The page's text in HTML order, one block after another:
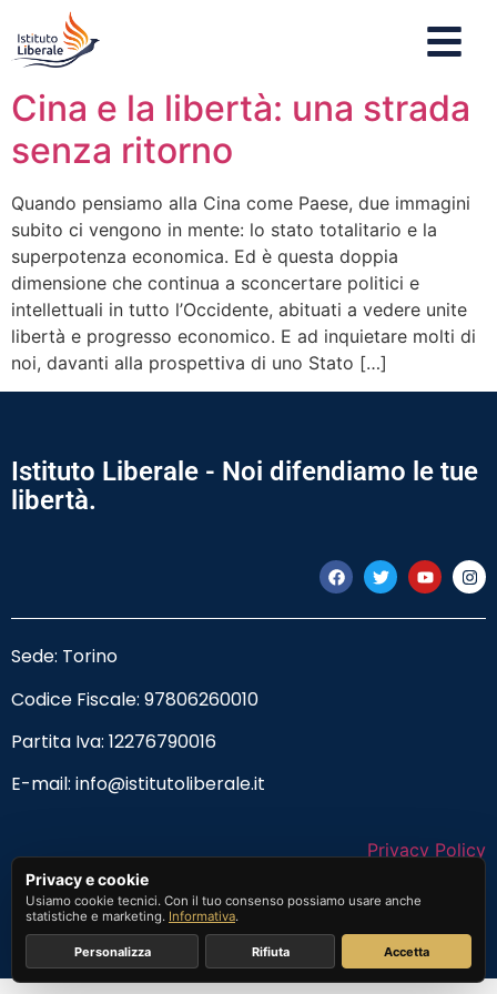
Cina e la libertà: una strada
senza ritorno
Quando pensiamo alla Cina come Paese, due immagini
subito ci vengono in mente: lo stato totalitario e la
superpotenza economica. Ed è questa doppia
dimensione che continua a sconcertare politici e
intellettuali in tutto l’Occidente, abituati a vedere unite
libertà e progresso economico. E ad inquietare molti di
noi, davanti alla prospettiva di uno Stato […]
Istituto Liberale - Noi difendiamo le tue
libertà.
Sede: Torino
Codice Fiscale: 97806260010
Partita Iva: 12276790016
E-mail: info@istitutoliberale.it
Privacy Policy
Termini e Condizioni
Privacy e cookie
Usiamo cookie tecnici. Con il tuo consenso possiamo usare anche
statistiche e marketing. Informativa.
Personalizza Rifiuta Accetta